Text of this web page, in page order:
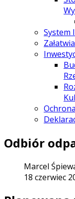
System
Odbiór
Marcel
18 czerwiec